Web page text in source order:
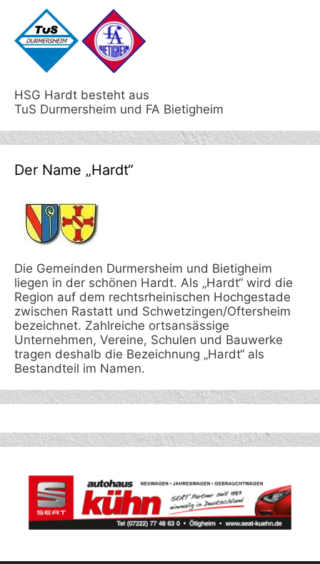
HSG Hardt besteht aus
TuS Durmersheim und FA Bietigheim
Der Name „Hardt“
Die Gemeinden Durmersheim und Bietigheim
liegen in der schönen Hardt. Als „Hardt“ wird die
Region auf dem rechtsrheinischen Hochgestade
zwischen Rastatt und Schwetzingen/Oftersheim
bezeichnet. Zahlreiche ortsansässige
Unternehmen, Vereine, Schulen und Bauwerke
tragen deshalb die Bezeichnung „Hardt“ als
Bestandteil im Namen.